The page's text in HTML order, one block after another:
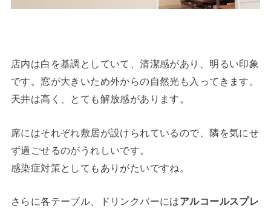
店内は白を基調としていて、清潔感があり、明るい印象
です。窓が大きいため外からの自然光も入ってきます。
天井は高く、とても解放感があります。
席にはそれぞれ敷居が設けられているので、隣を気にせ
ず過ごせるのがうれしいです。
感染症対策としてもありがたいですね。
さらに各テーブル、ドリンクバーにはアルコールスプレ